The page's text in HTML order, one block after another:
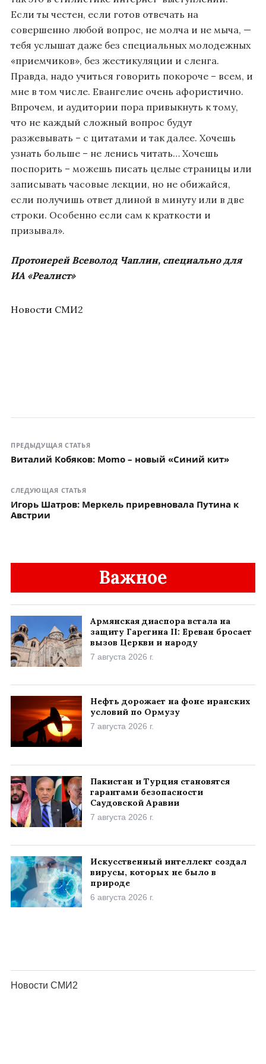
Если ты честен, если готов отвечать на
совершенно любой вопрос, не молча и не мыча, —
тебя услышат даже без специальных молодежных
«приемчиков», без жестикуляции и сленга.
Правда, надо учиться говорить покороче – всем, и
мне в том числе. Евангелие очень афористично.
Впрочем, и аудитории пора привыкнуть к тому,
что не каждый сложный вопрос будут
разжевывать – с цитатами и так далее. Хочешь
узнать больше – не ленись читать… Хочешь
поспорить – можешь писать целые страницы или
записывать часовые лекции, но не обижайся,
если получишь ответ длиной в минуту или в две
строки. Особенно если сам к краткости и
призывал».
Протоиерей Всеволод Чаплин, специально для
ИА «Реалист»
Новости СМИ2
ПРЕДЫДУЩАЯ СТАТЬЯ
Виталий Кобяков: Momo – новый «Синий кит»
СЛЕДУЮЩАЯ СТАТЬЯ
Игорь Шатров: Меркель приревновала Путина к
Австрии
Важное
Армянская диаспора встала на
защиту Гарегина II: Ереван бросает
вызов Церкви и народу
7 августа 2026 г.
Нефть дорожает на фоне иранских
условий по Ормузу
7 августа 2026 г.
Пакистан и Турция становятся
гарантами безопасности
Саудовской Аравии
7 августа 2026 г.
Искусственный интеллект создал
вирусы, которых не было в
природе
6 августа 2026 г.